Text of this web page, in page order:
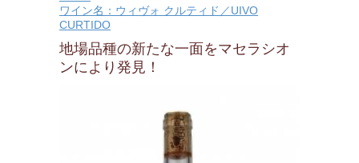
ワイン名：ウィヴォ クルティド／UIVO
CURTIDO
地場品種の新たな一面をマセラシオ
ンにより発見！